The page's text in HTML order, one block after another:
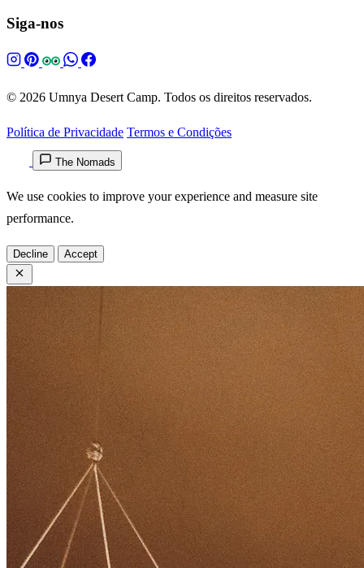
Siga-nos
© 2026 Umnya Desert Camp. Todos os direitos reservados.
Política de Privacidade Termos e Condições
The Nomads
We use cookies to improve your experience and measure site
performance.
Decline Accept